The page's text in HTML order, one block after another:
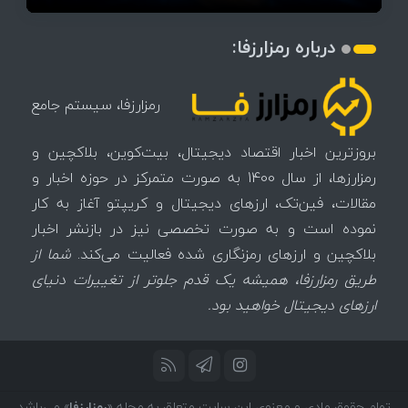
درباره رمزارزفا:
رمزارزفا، سیستم جامع
بروزترین اخبار اقتصاد دیجیتال، بیت‌کوین، بلاکچین و
رمزارزها، از سال 1400 به صورت متمرکز در حوزه اخبار و
مقالات، فین‌تک، ارزهای‌ دیجیتال و کریپتو آغاز به کار
نموده است و به صورت تخصصی نیز در بازنشر اخبار
بلاکچین و ارزهای رمزنگاری شده فعالیت می‌کند.شما از
طریق رمزارزفا، همیشه یک قدم جلوتر از تغییرات دنیای
ارزهای دیجیتال خواهید بود.